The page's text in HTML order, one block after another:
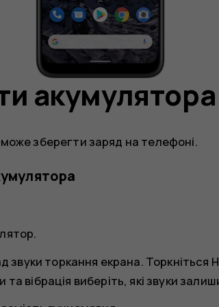
акумулятора
зберегти заряд на телефоні.
звуки торкання екрана. Торкніться
та вібрація виберіть, які звуки